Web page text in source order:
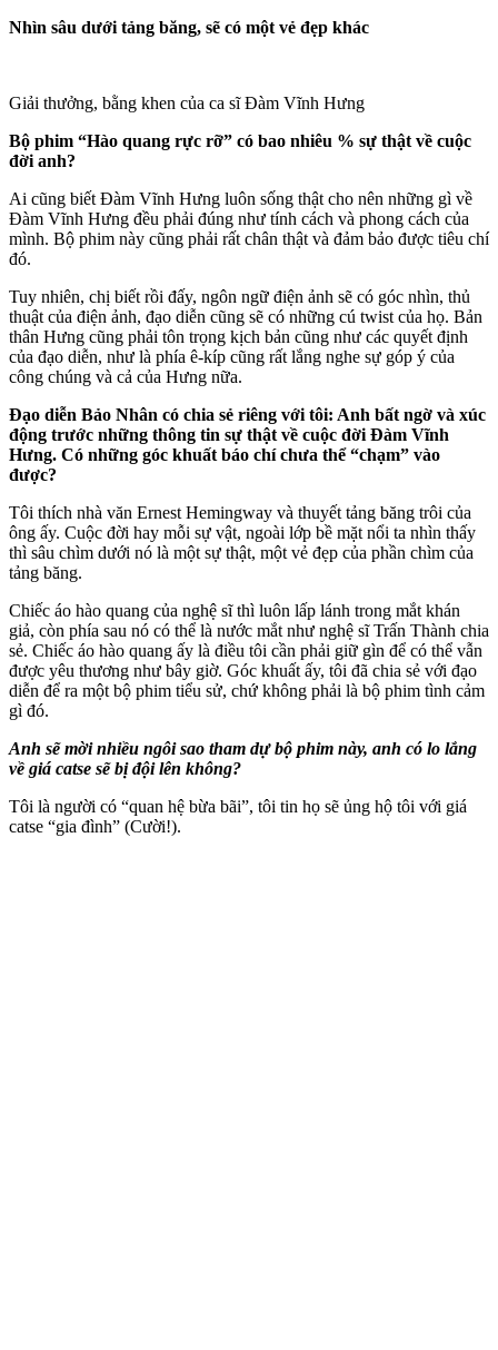
Nhìn sâu dưới tảng băng, sẽ có một vẻ đẹp khác
Giải thưởng, bằng khen của ca sĩ Đàm Vĩnh Hưng
Bộ phim “Hào quang rực rỡ” có bao nhiêu % sự thật về cuộc
đời anh?
Ai cũng biết Đàm Vĩnh Hưng luôn sống thật cho nên những gì về
Đàm Vĩnh Hưng đều phải đúng như tính cách và phong cách của
mình. Bộ phim này cũng phải rất chân thật và đảm bảo được tiêu chí
đó.
Tuy nhiên, chị biết rồi đấy, ngôn ngữ điện ảnh sẽ có góc nhìn, thủ
thuật của điện ảnh, đạo diễn cũng sẽ có những cú twist của họ. Bản
thân Hưng cũng phải tôn trọng kịch bản cũng như các quyết định
của đạo diễn, như là phía ê-kíp cũng rất lắng nghe sự góp ý của
công chúng và cả của Hưng nữa.
Đạo diễn Bảo Nhân có chia sẻ riêng với tôi: Anh bất ngờ và xúc
động trước những thông tin sự thật về cuộc đời Đàm Vĩnh
Hưng. Có những góc khuất báo chí chưa thể “chạm” vào
được?
Tôi thích nhà văn Ernest Hemingway và thuyết tảng băng trôi của
ông ấy. Cuộc đời hay mỗi sự vật, ngoài lớp bề mặt nổi ta nhìn thấy
thì sâu chìm dưới nó là một sự thật, một vẻ đẹp của phần chìm của
tảng băng.
Chiếc áo hào quang của nghệ sĩ thì luôn lấp lánh trong mắt khán
giả, còn phía sau nó có thể là nước mắt như nghệ sĩ Trấn Thành chia
sẻ. Chiếc áo hào quang ấy là điều tôi cần phải giữ gìn để có thể vẫn
được yêu thương như bây giờ. Góc khuất ấy, tôi đã chia sẻ với đạo
diễn để ra một bộ phim tiểu sử, chứ không phải là bộ phim tình cảm
gì đó.
Anh sẽ mời nhiều ngôi sao tham dự bộ phim này, anh có lo lắng
về giá catse sẽ bị đội lên không?
Tôi là người có “quan hệ bừa bãi”, tôi tin họ sẽ ủng hộ tôi với giá
catse “gia đình” (Cười!).